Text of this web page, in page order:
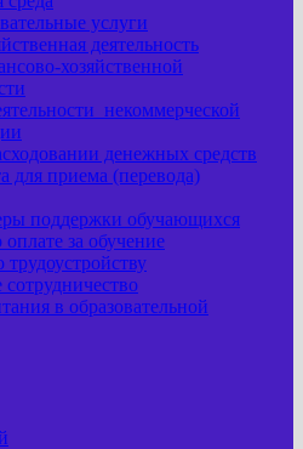
услуги
деятельность
хозяйственной
некоммерческой
денежных средств
для приема (перевода)
поддержки обучающихся
за обучение
в образовательной